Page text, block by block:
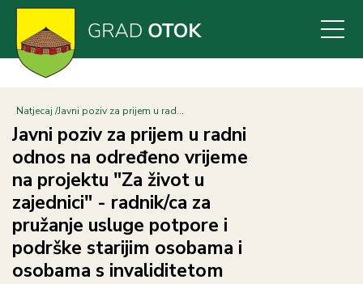
Skoči
glavni
sadržaj
Natjecaj Javni poziv za prijem u rad...
Javni poziv za prijem u radni
odnos na određeno vrijeme
na projektu "Za život u
zajednici" - radnik/ca za
pružanje usluge potpore i
podrške starijim osobama i
osobama s invaliditetom